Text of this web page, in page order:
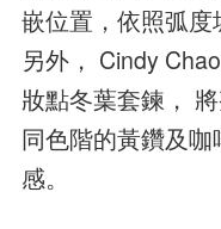
嵌位置，依照弧度
另外， Cindy
妝點冬葉套鍊，
同色階的黃鑽及
感。